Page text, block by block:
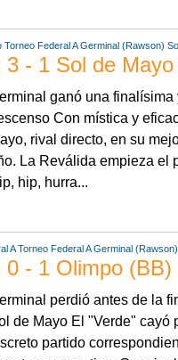
Torneo Federal A Germinal (Rawson)
- 1 Sol de
ganó una
Con mística y
rival directo, en su
La Reválida empieza el
hip, hurra...
A Torneo Federal A Germinal (Rawson)
0 - 1 Olimpo (BB)
perdió antes de la
de Mayo El "Verde" cayó
partido